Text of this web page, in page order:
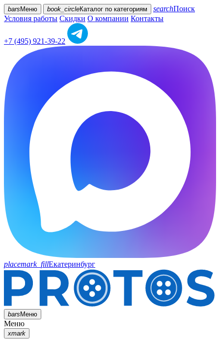
bars Меню book_circleКаталог по категориям searchПоиск
Условия работы Скидки О компании Контакты
+7 (495) 921-39-22
placemark_fillЕкатеринбург
barsМеню
Меню
xmark